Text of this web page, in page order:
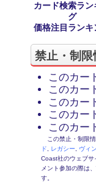
カード検索ラン
グ
価格注目ランキ
禁止・制限
このカー
このカー
このカー
このカー
このカー
この禁止・制限
ド
レガシー ヴィ
Coast社のウェブサ
メント参加の際は
す。